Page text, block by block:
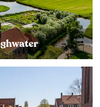
een verhaal
handel en molens.
water schiep dit